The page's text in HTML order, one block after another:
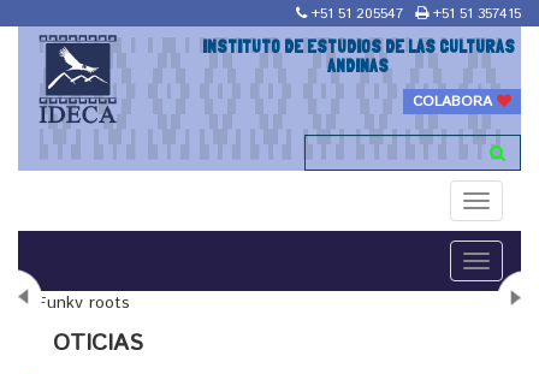
+51 51 205547 +51 51 357415
INSTITUTO DE ESTUDIOS DE LAS CULTURAS
ANDINAS
COLABORA
Toggle
Toggle
OTICIAS